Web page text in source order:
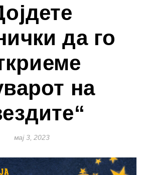
да го
на
мај 3, 2023